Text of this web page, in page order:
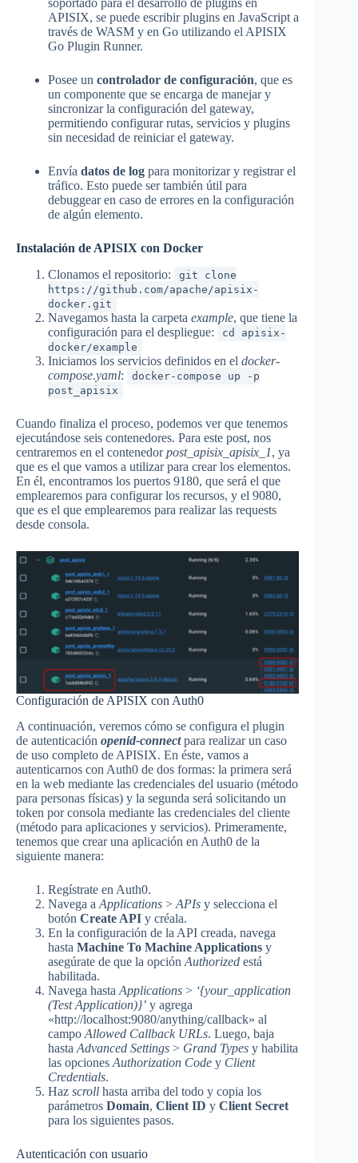
APISIX, se puede escribir plugins en JavaScript a
través de WASM y en Go utilizando el APISIX
Go Plugin Runner.
Posee un controlador de configuración, que es
un componente que se encarga de manejar y
sincronizar la configuración del gateway,
permitiendo configurar rutas, servicios y plugins
sin necesidad de reiniciar el gateway.
Envía datos de log para monitorizar y registrar el
tráfico. Esto puede ser también útil para
debuggear en caso de errores en la configuración
de algún elemento.
Instalación de APISIX con Docker
Clonamos el repositorio:
git clone
https://github.com/apache/apisix-
docker.git
Navegamos hasta la carpeta example, que tiene la
configuración para el despliegue:
cd apisix-
docker/example
Iniciamos los servicios definidos en el docker-
compose.yaml:
docker-compose up -p
post_apisix
Cuando finaliza el proceso, podemos ver que tenemos
ejecutándose seis contenedores. Para este post, nos
centraremos en el contenedorpost_apisix_apisix_1, ya
que es el que vamos a utilizar para crear los elementos.
En él, encontramos los puertos 9180, que será el que
emplearemos para configurar los recursos, y el 9080,
que es el que emplearemos para realizar las requests
desde consola.
Configuración de APISIX con Auth0
A continuación, veremos cómo se configura el plugin
de autenticación openid-connectpara realizar un caso
de uso completo de APISIX. En éste, vamos a
autenticarnos con Auth0 de dos formas: la primera será
en la web mediante las credenciales del usuario (método
para personas físicas) y la segunda será solicitando un
token por consola mediante las credenciales del cliente
(método para aplicaciones y servicios). Primeramente,
tenemos que crear una aplicación en Auth0 de la
siguiente manera:
Regístrate en Auth0.
Navega aApplications >APIs y selecciona el
botón Create API y créala.
En la configuración de la API creada, navega
hasta Machine To Machine Applications y
asegúrate de que la opciónAuthorized está
habilitada.
Navega hastaApplications > ‘{your_application
(Test Application)}’ y agrega
«http://localhost:9080/anything/callback» al
campoAllowed Callback URLs. Luego, baja
hastaAdvanced Settings > Grand Types y habilita
las opcionesAuthorization Code y Client
Credentials.
Haz scroll hasta arriba del todo y copia los
parámetros Domain, Client ID y Client Secret
para los siguientes pasos.
Autenticación con usuario